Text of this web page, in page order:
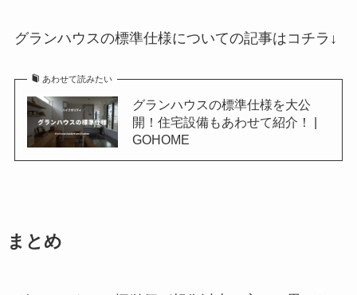
グランハウスの標準仕様についての記事はコチラ↓
あわせて読みたい
グランハウスの標準仕様を大公
開！住宅設備もあわせて紹介！ |
GOHOME
まとめ